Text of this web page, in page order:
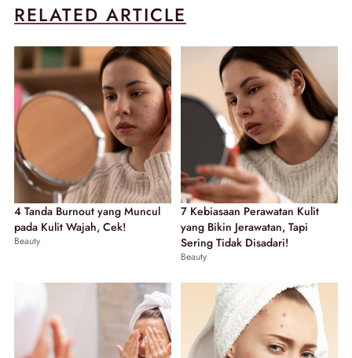
RELATED ARTICLE
4 Tanda Burnout yang Muncul
pada Kulit Wajah, Cek!
Beauty
7 Kebiasaan Perawatan Kulit
yang Bikin Jerawatan, Tapi
Sering Tidak Disadari!
Beauty